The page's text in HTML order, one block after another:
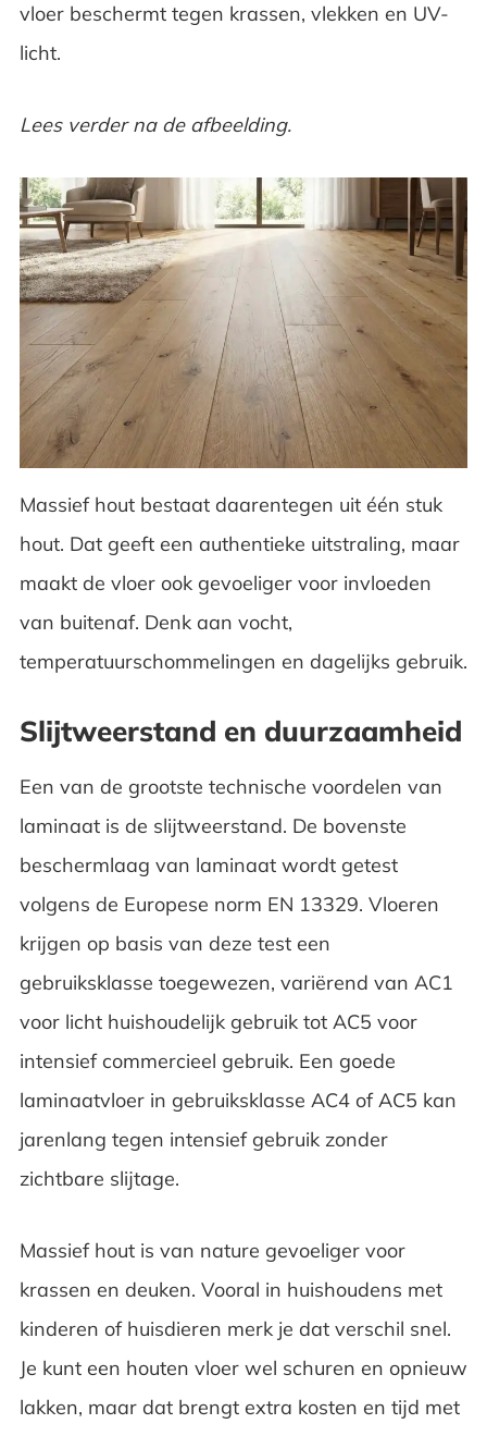
vloer beschermt tegen krassen, vlekken en UV-
licht.
Lees verder na de afbeelding.
Massief hout bestaat daarentegen uit één stuk
hout. Dat geeft een authentieke uitstraling, maar
maakt de vloer ook gevoeliger voor invloeden
van buitenaf. Denk aan vocht,
temperatuurschommelingen en dagelijks gebruik.
Slijtweerstand en duurzaamheid
Een van de grootste technische voordelen van
laminaat is de slijtweerstand. De bovenste
beschermlaag van laminaat wordt getest
volgens de Europese norm EN 13329. Vloeren
krijgen op basis van deze test een
gebruiksklasse toegewezen, variërend van AC1
voor licht huishoudelijk gebruik tot AC5 voor
intensief commercieel gebruik. Een goede
laminaatvloer in gebruiksklasse AC4 of AC5 kan
jarenlang tegen intensief gebruik zonder
zichtbare slijtage.
Massief hout is van nature gevoeliger voor
krassen en deuken. Vooral in huishoudens met
kinderen of huisdieren merk je dat verschil snel.
Je kunt een houten vloer wel schuren en opnieuw
lakken, maar dat brengt extra kosten en tijd met